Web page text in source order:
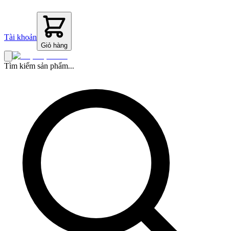
Tài khoản
Giỏ hàng
Tìm kiếm sản phẩm...